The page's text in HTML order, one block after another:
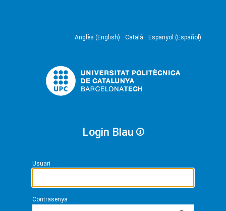
Anglès (English) Català Espanyol (Español)
Login Blau
Usuari
Contrasenya